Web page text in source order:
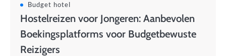
Budget hotel
Hostelreizen voor Jongeren: Aanbevolen
Boekingsplatforms voor Budgetbewuste
Reizigers